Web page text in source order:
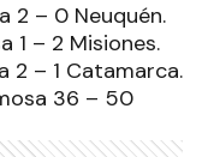
2 – 0 Neuquén.
1 – 2 Misiones.
2 – 1 Catamarca.
36 – 50